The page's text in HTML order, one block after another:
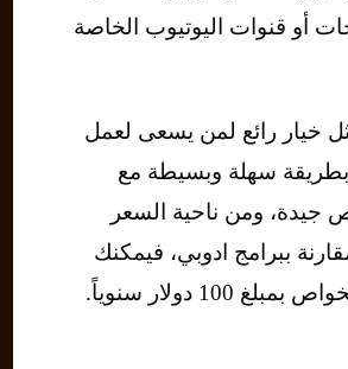
أو قنوات اليوتيوب الخاصة
خيار رائع لمن يسعى لعمل
بطريقة سهلة وبسيطة مع
جيدة، ومن ناحية السعر
ببرامج ادوبي، فيمكنك
100 دولار سنوياً.